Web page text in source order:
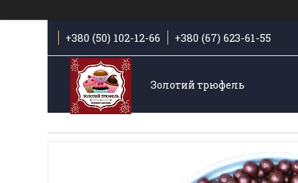
+380 (50) 102-12-66 +380 (67) 623-61-55
Золотий трюфель